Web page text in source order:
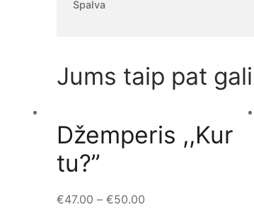
Spalva
Jums taip pat
Džemperis ,,Kur
tu?”
€47.00 – €50.00